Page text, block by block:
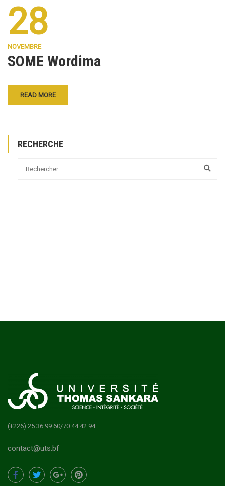
28
NOVEMBRE
SOME Wordima
READ MORE
RECHERCHE
(+226) 25 36 99 60/70 44 42 94
contact@uts.bf